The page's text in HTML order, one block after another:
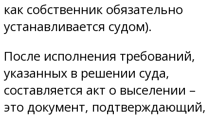
как собственник обязательно
устанавливается судом).
После исполнения требований,
указанных в решении суда,
составляется акт о выселении –
это документ, подтверждающий,